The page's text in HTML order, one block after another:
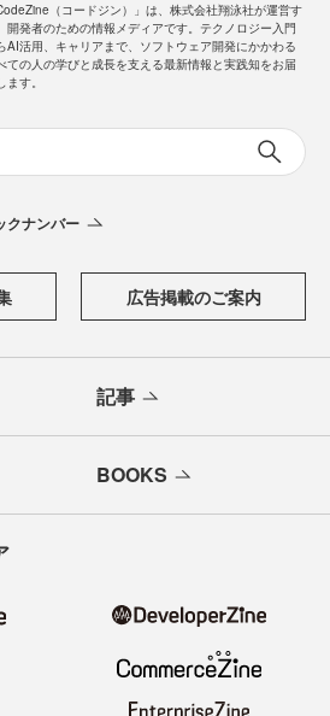
（コードジン）」は、株式会社翔泳社が運営す
開発者のための情報メディアです。テクノロジー入門
AI活用、キャリアまで、ソフトウェア開発にかかわる
ての人の学びと成長を支える最新情報と実践知をお届
ます。
クナンバー
広告掲載のご案内
記事
BOOKS